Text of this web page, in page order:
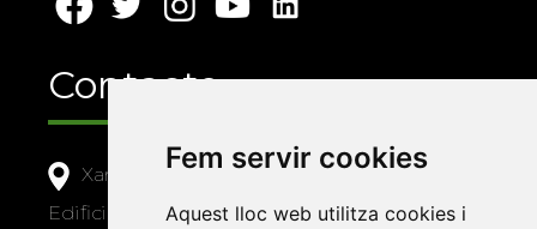
Fem servir cookies
Aquest lloc web utilitza cookies i
Contacte
Xarxa Vives d'Universitats
Edifici Àgora